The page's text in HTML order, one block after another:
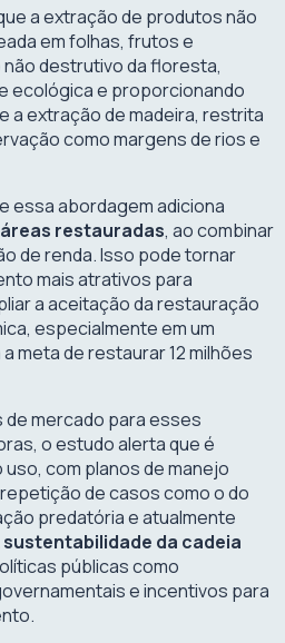
a extração de produtos não
em folhas, frutos e
destrutivo da floresta,
ecológica e proporcionando
a extração de madeira, restrita
como margens de rios e
essa abordagem adiciona
restauradas, ao combinar
de renda. Isso pode tornar
mais atrativos para
a aceitação da restauração
especialmente em um
meta de restaurar 12 milhões
de mercado para esses
o estudo alerta que é
com planos de manejo
de casos como o do
predatória e atualmente
sustentabilidade da cadeia
públicas como
e incentivos para